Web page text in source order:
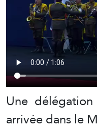
Une
arrivée dans le